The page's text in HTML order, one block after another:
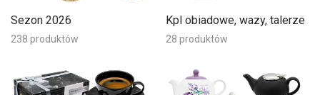
Sezon 2026
238 produktów
Kpl obiadowe, wazy, talerze
28 produktów